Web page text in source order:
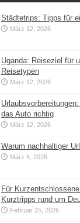
Städtetrips: Tipps für
März 12, 2026
Uganda: Reiseziel für
Reisetypen
März 12, 2026
das Auto richtig
März 12, 2026
Warum nachhaltiger
März 5, 2026
Für
Kurztripps rund um
Februar 25, 2026